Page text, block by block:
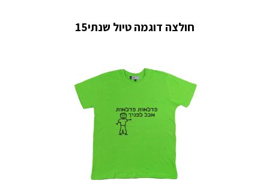
חולצה דוגמה טיול שנתי15